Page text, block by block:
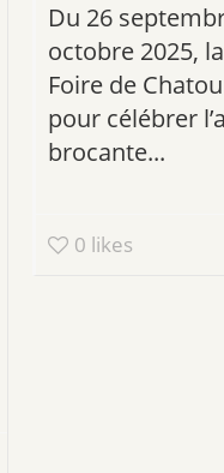
Du 26
octobre 2025,
Foire de
pour célébrer
brocante...
0 likes